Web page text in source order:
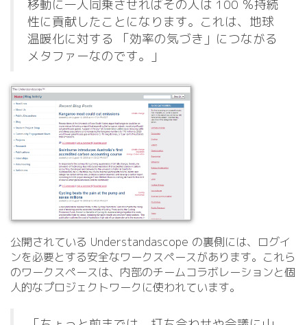
移動に一人同乗させればその人は 100 ％持続
性に貢献したことになります。これは、地球
温暖化に対する 「効率の気づき」につながる
メタファーなのです。」
公開されている Understandascope の裏側には、ログイ
ンを必要とする安全なワークスペースがあります。これら
のワークスペースは、内部のチームコラボレーションと個
人的なプロジェクトワークに使われています。